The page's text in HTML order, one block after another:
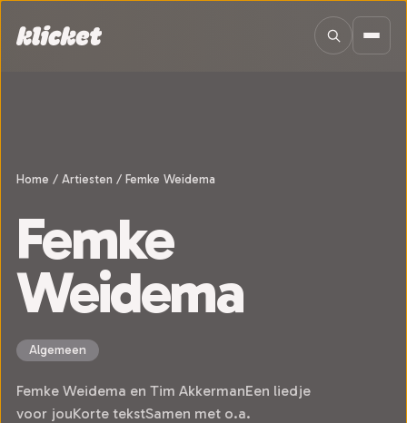
Home / Artiesten / Femke Weidema
Femke
Weidema
Algemeen
Femke Weidema en Tim AkkermanEen liedje
voor jouKorte tekstSamen met o.a.